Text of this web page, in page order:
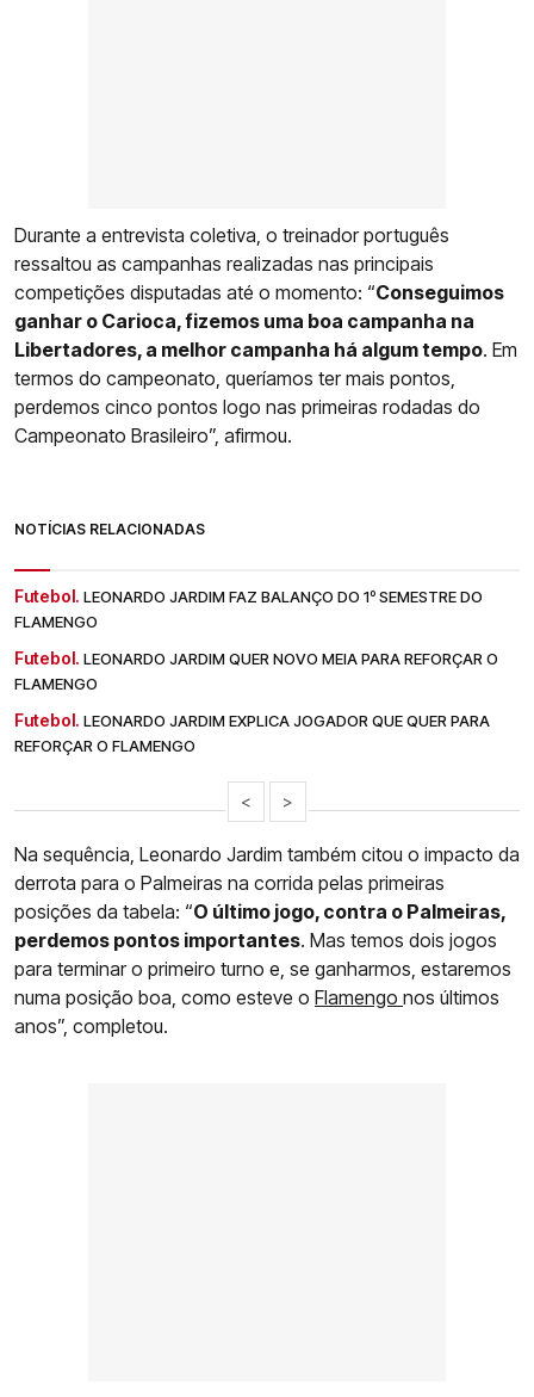
Durante a entrevista coletiva, o treinador português
ressaltou as campanhas realizadas nas principais
competições disputadas até o momento: “Conseguimos
ganhar o Carioca, fizemos uma boa campanha na
Libertadores, a melhor campanha há algum tempo. Em
termos do campeonato, queríamos ter mais pontos,
perdemos cinco pontos logo nas primeiras rodadas do
Campeonato Brasileiro”, afirmou.
NOTÍCIAS RELACIONADAS
Futebol. LEONARDO JARDIM FAZ BALANÇO DO 1º SEMESTRE DO
FLAMENGO
Futebol. LEONARDO JARDIM QUER NOVO MEIA PARA REFORÇAR O
FLAMENGO
Futebol. LEONARDO JARDIM EXPLICA JOGADOR QUE QUER PARA
REFORÇAR O FLAMENGO
< >
Na sequência, Leonardo Jardim também citou o impacto da
derrota para o Palmeiras na corrida pelas primeiras
posições da tabela: “O último jogo, contra o Palmeiras,
perdemos pontos importantes. Mas temos dois jogos
para terminar o primeiro turno e, se ganharmos, estaremos
numa posição boa, como esteve o Flamengo nos últimos
anos”, completou.